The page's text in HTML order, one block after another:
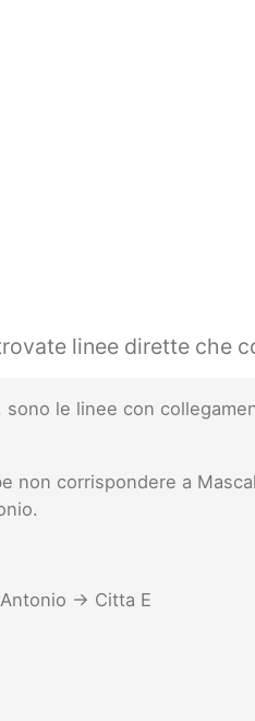
linee dirette che
sono le linee con
non corrispondere a
-> Citta E